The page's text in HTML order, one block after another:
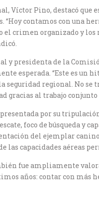
Víctor Pino, destacó
“Hoy contamos con una
crimen organizado y los
y presidenta de la
esperada. “Este es un
seguridad regional. No se
gracias al trabajo
por su
foco de búsqueda y
del ejemplar
las capacidades aéreas
fue ampliamente
años: contar con